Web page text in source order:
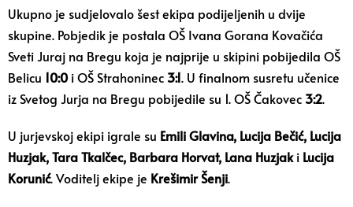
Ukupno je sudjelovalo šest ekipa podijeljenih u dvije
skupine. Pobjedik je postala OŠ Ivana Gorana Kovačića
Sveti Juraj na Bregu koja je najprije u skipini pobijedila OŠ
Belicu 10:0 i OŠ Strahoninec 3:1. U finalnom susretu učenice
iz Svetog Jurja na Bregu pobijedile su 1. OŠ Čakovec 3:2.
U jurjevskoj ekipi igrale su Emili Glavina, Lucija Bečić, Lucija
Huzjak, Tara Tkalčec, Barbara Horvat, Lana Huzjaki Lucija
Korunić. Voditelj ekipe je Krešimir Šenji.